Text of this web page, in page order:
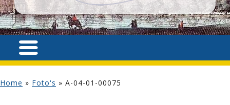
Home » Foto's » A-04-01-00075